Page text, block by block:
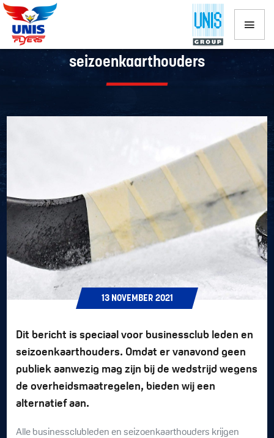
Informatie voor businessclubleden en
seizoenkaarthouders
13 NOVEMBER 2021
Dit bericht is speciaal voor businessclub leden en
seizoenkaarthouders. Omdat er vanavond geen
publiek aanwezig mag zijn bij de wedstrijd wegens
de overheidsmaatregelen, bieden wij een
alternatief aan.
Alle businessclubleden en seizoenkaarthouders krijgen